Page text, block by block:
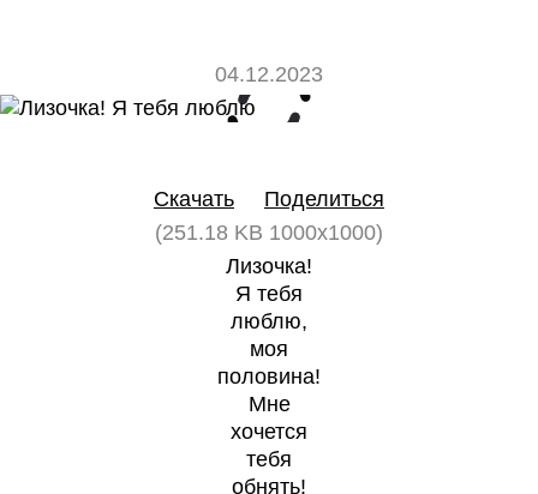
04.12.2023
Скачать
Поделиться
(251.18 KB 1000x1000)
Лизочка!
Я тебя
люблю,
моя
половина!
Мне
хочется
тебя
обнять!